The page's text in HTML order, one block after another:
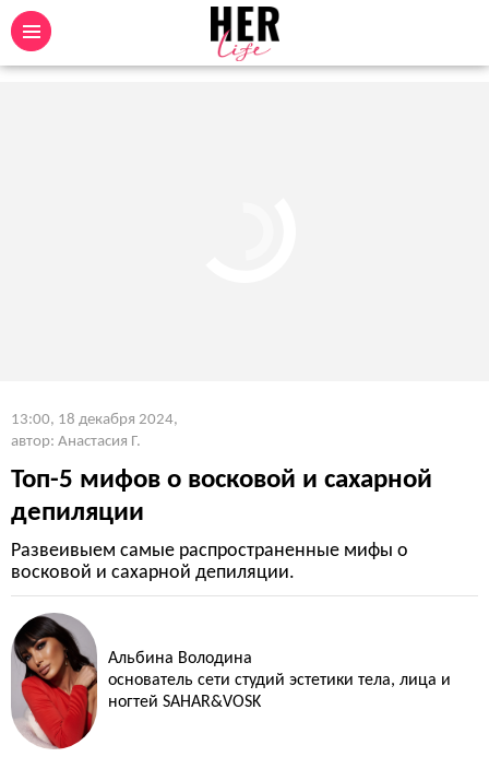
13:00, 18 декабря 2024,
автор: Анастасия Г.
Топ-5 мифов о восковой и сахарной
депиляции
Развеивыем самые распространенные мифы о
восковой и сахарной депиляции.
Альбина Володина
основатель сети студий эстетики тела, лица и
ногтей SAHAR&VOSK